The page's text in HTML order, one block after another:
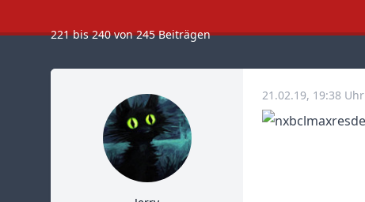
221bis240von245Beiträgen
21.02.19, 19:38 Uhr